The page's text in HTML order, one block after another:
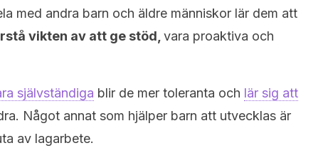
med andra barn och äldre människor lär dem att
vikten av att ge stöd, vara proaktiva och
självständiga blir de mer toleranta och lär sig att
Något annat som hjälper barn att utvecklas är
av lagarbete.